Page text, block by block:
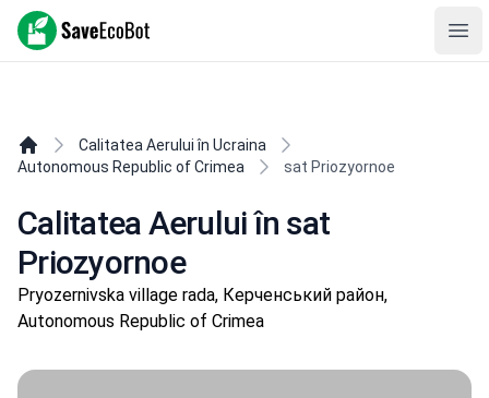
SaveEcoBot
Calitatea Aerului în Ucraina
Autonomous Republic of Crimea
sat Priozyornoe
Calitatea Aerului în sat
Priozyornoe
Pryozernivska village rada, Керченський район,
Autonomous Republic of Crimea